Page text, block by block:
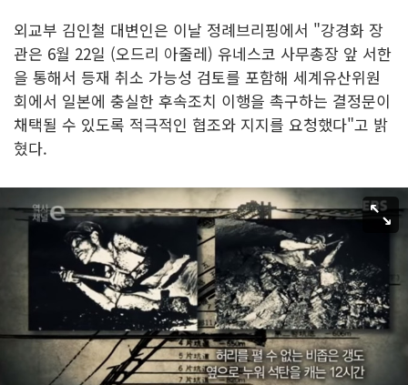
외교부 김인철 대변인은 이날 정례브리핑에서 "강경화 장
관은 6월 22일 (오드리 아줄레) 유네스코 사무총장 앞 서한
을 통해서 등재 취소 가능성 검토를 포함해 세계유산위원
회에서 일본에 충실한 후속조치 이행을 촉구하는 결정문이
채택될 수 있도록 적극적인 협조와 지지를 요청했다"고 밝
혔다.